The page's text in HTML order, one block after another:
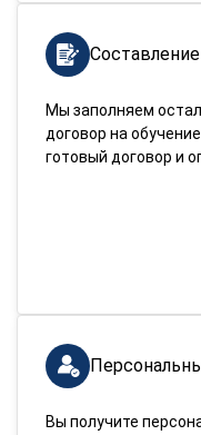
Мы заполняем
договор на
готовый договор и
Вы получите